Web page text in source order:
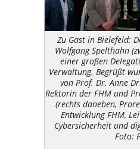
Zu Gast in Bielefeld:
Wolfgang Spelthahn
einer großen
Verwaltung. Begrüßt
von Prof. Dr. Anne
Rektorin der FHM und
(rechts daneben,
Entwicklung FHM,
Cybersicherheit und
Foto: